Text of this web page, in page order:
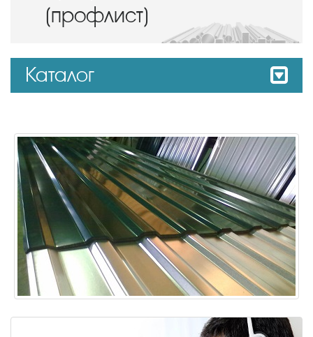
(профлист)
Каталог